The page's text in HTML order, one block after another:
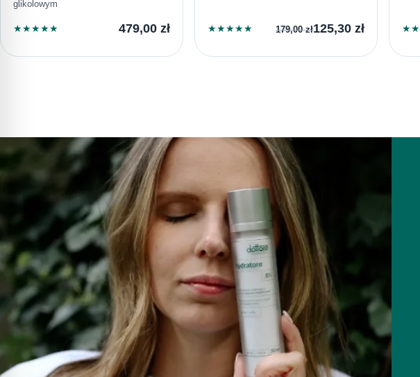
glikolowym
★★★★★ 479,00zł ★★★★★ 179,00zł125,30zł ★★